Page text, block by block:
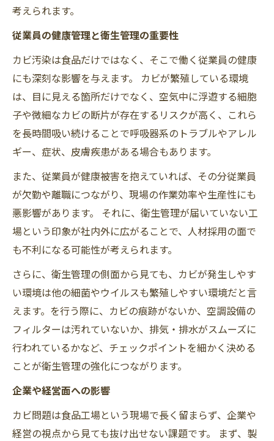
考えられます。
従業員の健康管理と衛生管理の重要性
カビ汚染は食品だけではなく、そこで働く従業員の健康
にも深刻な影響を与えます。 カビが繁殖している環境
は、目に見える箇所だけでなく、空気中に浮遊する細胞
子や微細なカビの断片が存在するリスクが高く、これら
を長時間吸い続けることで呼吸器系のトラブルやアレル
ギー、症状、皮膚疾患がある場合もあります。
また、従業員が健康被害を抱えていれば、その分従業員
が欠勤や離職につながり、現場の作業効率や生産性にも
悪影響があります。 それに、衛生管理が届いていない工
場という印象が社内外に広がることで、人材採用の面で
も不利になる可能性が考えられます。
さらに、衛生管理の側面から見ても、カビが発生しやす
い環境は他の細菌やウイルスも繁殖しやすい環境だと言
えます。を行う際に、カビの痕跡がないか、空調設備の
フィルターは汚れていないか、排気・排水がスムーズに
行われているかなど、チェックポイントを細かく決める
ことが衛生管理の強化につながります。
企業や経営面への影響
カビ問題は食品工場という現場で長く留まらず、企業や
経営の視点から見ても抜け出せない課題です。 まず、製